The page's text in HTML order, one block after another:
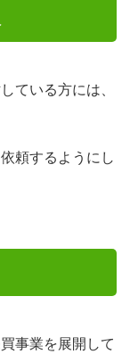
ている方には、
頼するようにし
事業を展開して